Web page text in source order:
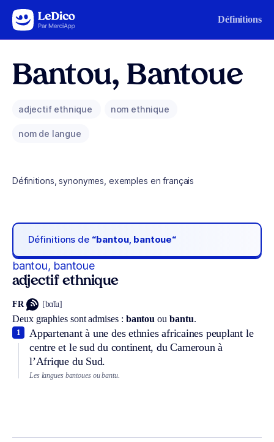
Aller au contenu Définitions
Bantou, Bantoue
adjectif ethnique nom ethnique
nom de langue
Définitions, synonymes, exemples en français
Définitions de “bantou, bantoue“
bantou, bantoue
adjectif ethnique
FR [bɑ̃tu]
Deux graphies sont admises : bantou ou bantu.
Appartenant à une des ethnies africaines peuplant le
centre et le sud du continent, du Cameroun à
l’Afrique du Sud.
1
Les langues bantoues ou bantu.